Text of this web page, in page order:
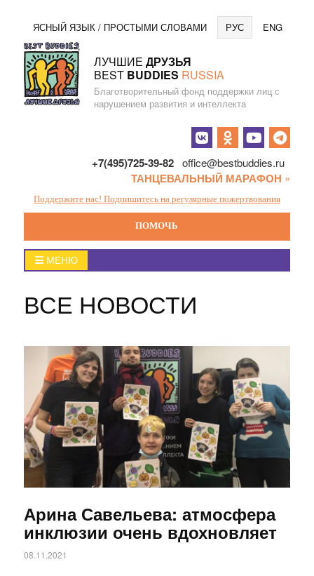
Перейти
к
содержанию
ЯСНЫЙ ЯЗЫК / ПРОСТЫМИ СЛОВАМИ РУС ENG
ЛУЧШИЕ ДРУЗЬЯ
BEST BUDDIES RUSSIA
Благотворительный фонд поддержки лиц с
нарушением развития и интеллекта
+7(495)725-39-82 office@bestbuddies.ru
ТАНЦЕВАЛЬНЫЙ МАРАФОН »
Поддержите нас! Подпишитесь на регулярные пожертвования
ПОМОЧЬ
Главное
меню
МЕНЮ
ВСЕ НОВОСТИ
Статья
Арина Савельева: атмосфера
инклюзии очень вдохновляет
08.11.2021